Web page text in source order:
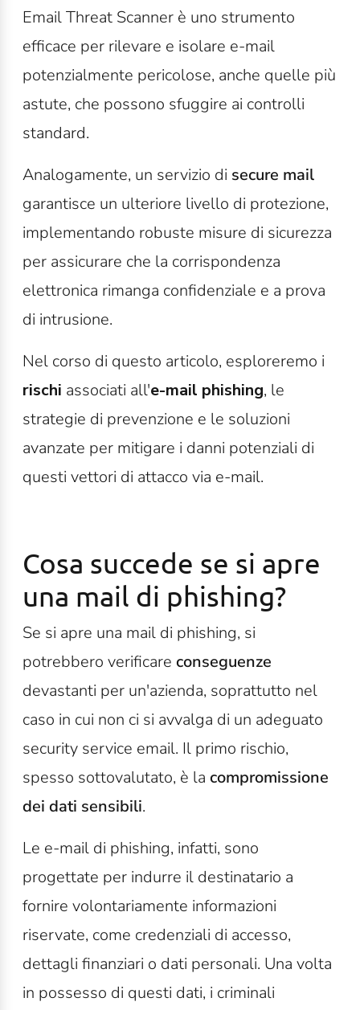
Email Threat Scanner è uno strumento
efficace per rilevare e isolare e-mail
potenzialmente pericolose, anche quelle più
astute, che possono sfuggire ai controlli
standard.
Analogamente, un servizio di secure mail
garantisce un ulteriore livello di protezione,
implementando robuste misure di sicurezza
per assicurare che la corrispondenza
elettronica rimanga confidenziale e a prova
di intrusione.
Nel corso di questo articolo, esploreremo i
rischi associati all'e-mail phishing, le
strategie di prevenzione e le soluzioni
avanzate per mitigare i danni potenziali di
questi vettori di attacco via e-mail.
Cosa succede se si apre
una mail di phishing?
Se si apre una mail di phishing, si
potrebbero verificare conseguenze
devastanti per un'azienda, soprattutto nel
caso in cui non ci si avvalga di un adeguato
security service email. Il primo rischio,
spesso sottovalutato, è la compromissione
dei dati sensibili.
Le e-mail di phishing, infatti, sono
progettate per indurre il destinatario a
fornire volontariamente informazioni
riservate, come credenziali di accesso,
dettagli finanziari o dati personali. Una volta
in possesso di questi dati, i criminali